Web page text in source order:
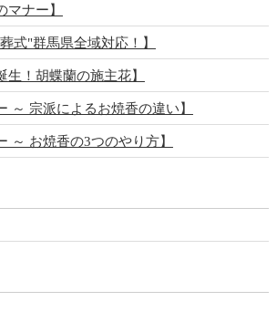
マナー】
式"群馬県全域対応！】
生！胡蝶蘭の施主花】
～ 宗派によるお焼香の違い】
～ お焼香の3つのやり方】